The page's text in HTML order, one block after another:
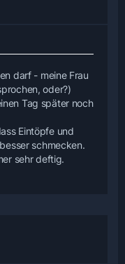
darf - meine Frau
oder?)
Tag später noch
Eintöpfe und
schmecken.
sehr deftig.